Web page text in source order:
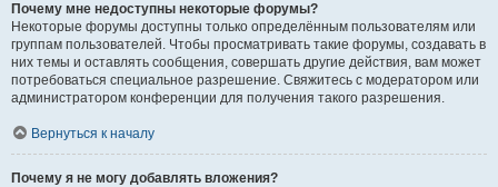
Почему мне недоступны некоторые форумы?
Некоторые форумы доступны только определённым пользователям или
группам пользователей. Чтобы просматривать такие форумы, создавать в
них темы и оставлять сообщения, совершать другие действия, вам может
потребоваться специальное разрешение. Свяжитесь с модератором или
администратором конференции для получения такого разрешения.
Вернуться к началу
Почему я не могу добавлять вложения?